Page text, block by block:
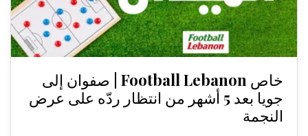
خاص Football Lebanon | صفوان إلى
جويا بعد 5 أشهر من انتظار ردّه على عرض
النجمة